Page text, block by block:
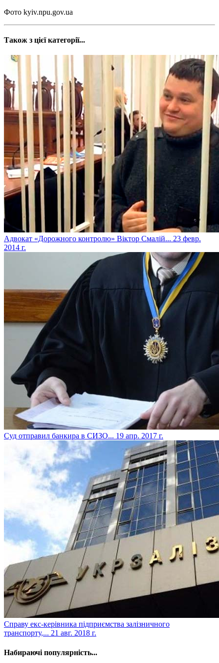
Фото kyiv.npu.gov.ua
Також з цієї категорії...
Адвокат «Дорожного контролю» Віктор Смалій... 23 февр.
2014 г.
Суд отправил банкира в СИЗО... 19 апр. 2017 г.
​Справу екс-керівника підприємства залізничного
транспорту,... 21 авг. 2018 г.
Набираючі популярність...